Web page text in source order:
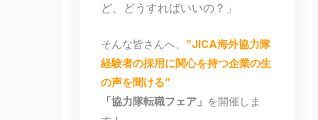
ど、どうすればいいの？」
そんな皆さんへ、 ”JICA海外協力隊
経験者の採用に関心を持つ企業の生
の声を聞ける”
「協力隊転職フェア」 を開催しま